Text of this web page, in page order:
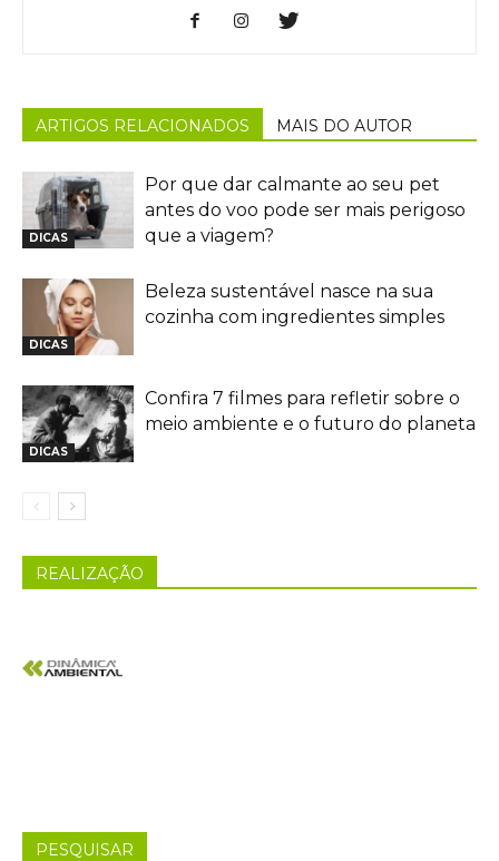
ARTIGOS RELACIONADOS MAIS DO AUTOR
DICAS
Por que dar calmante ao seu pet
antes do voo pode ser mais perigoso
que a viagem?
DICAS
Beleza sustentável nasce na sua
cozinha com ingredientes simples
DICAS
Confira 7 filmes para refletir sobre o
meio ambiente e o futuro do planeta
REALIZAÇÃO
PESQUISAR